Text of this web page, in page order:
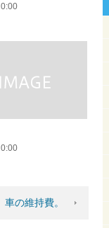
0:00
0:00
車の維持費。